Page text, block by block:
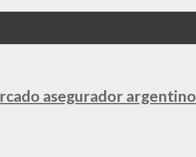
asegurador argentino